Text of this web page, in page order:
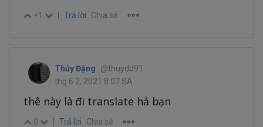
+1 Trả lời Chia sẻ
Thủy Đặng
@thuydd91
thg 6 2, 2021 8:07 SA
thê này là đi translate hả bạn
0 Trả lời Chia sẻ